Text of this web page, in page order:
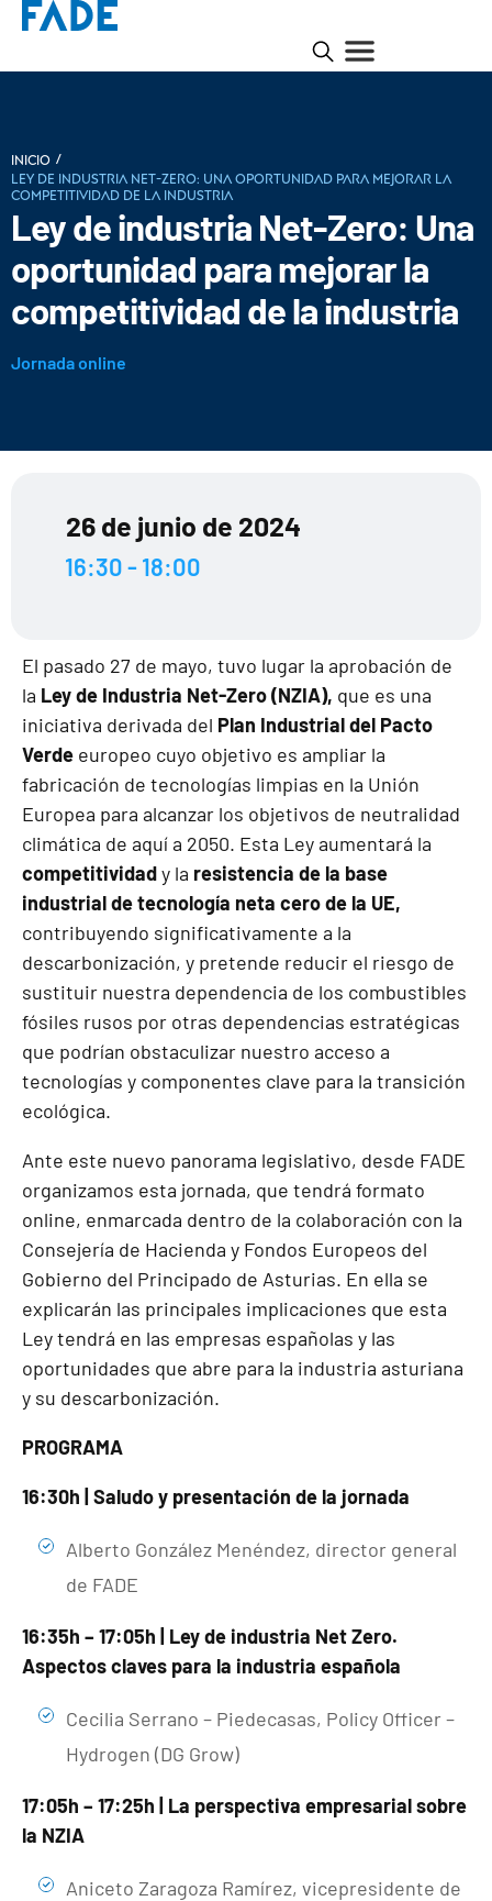
INICIO /
Ley de industria Net-Zero: Una oportunidad para mejorar la
competitividad de la industria
Ley de industria Net-Zero: Una
oportunidad para mejorar la
competitividad de la industria
Jornada online
26 de junio de 2024
16:30 - 18:00
El pasado 27 de mayo, tuvo lugar la aprobación de
la Ley de Industria Net-Zero (NZIA), que es una
iniciativa derivada del Plan Industrial del Pacto
Verde europeo cuyo objetivo es ampliar la
fabricación de tecnologías limpias en la Unión
Europea para alcanzar los objetivos de neutralidad
climática de aquí a 2050. Esta Ley aumentará la
competitividady la resistencia de la base
industrial de tecnología neta cero de la UE,
contribuyendo significativamente a la
descarbonización, y pretende reducir el riesgo de
sustituir nuestra dependencia de los combustibles
fósiles rusos por otras dependencias estratégicas
que podrían obstaculizar nuestro acceso a
tecnologías y componentes clave para la transición
ecológica.
Ante este nuevo panorama legislativo, desde FADE
organizamos esta jornada, que tendrá formato
online, enmarcada dentro de la colaboración con la
Consejería de Hacienda y Fondos Europeos del
Gobierno del Principado de Asturias. En ella se
explicarán las principales implicaciones que esta
Ley tendrá en las empresas españolas y las
oportunidades que abre para la industria asturiana
y su descarbonización.
PROGRAMA
16:30h | Saludo y presentación de la jornada
Alberto González Menéndez, director general
de FADE
16:35h – 17:05h | Ley de industria Net Zero.
Aspectos claves para la industria española
Cecilia Serrano – Piedecasas, Policy Officer –
Hydrogen (DG Grow)
17:05h – 17:25h | La perspectiva empresarial sobre
la NZIA
Aniceto Zaragoza Ramírez, vicepresidente de